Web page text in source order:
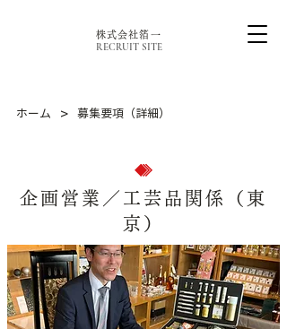
株式会社箔一
RECRUIT SITE
ホーム > 募集要項（詳細）
企画営業／工芸品関係（東
京）